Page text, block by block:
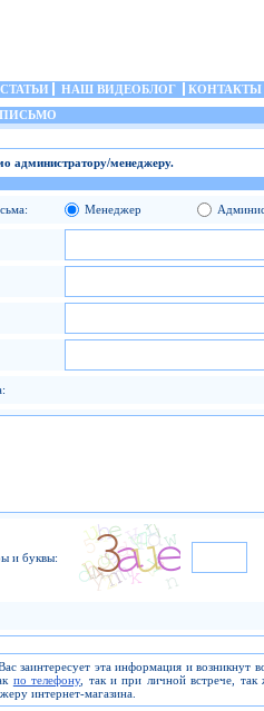
СТАТЬИ НАШ ВИДЕОБЛОГ КОНТАКТЫ
администратору/менеджеру.
Менеджер
и буквы:
заинтересует эта информация и возникнут
по телефону, так и при личной встрече,
интернет-магазина.